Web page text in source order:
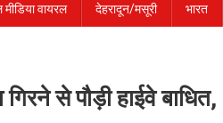
वायरल देहरादून/मसूरी भारत
गिरने से पौड़ी हाईवे बाधित,